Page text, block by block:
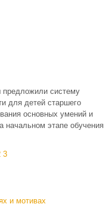
систему
для детей старшего
основных умений и
начальном этапе обучения
3
и мотивах